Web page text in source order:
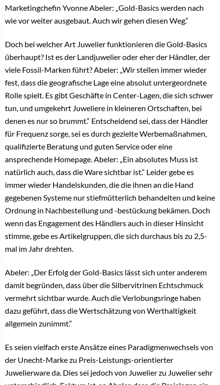
Marketingchefin Yvonne Abeler: „Gold-Basics werden nach
wie vor weiter ausgebaut. Auch wir gehen diesen Weg.“
Doch bei welcher Art Juwelier funktionieren die Gold-Basics
überhaupt? Ist es der Landjuwelier oder eher der Händler, der
viele Fossil-Marken führt? Abeler: „Wir stellen immer wieder
fest, dass die geografische Lage eine absolut untergeordnete
Rolle spielt. Es gibt Geschäfte in Center-Lagen, die sich schwer
tun, und umgekehrt Juweliere in kleineren Ortschaften, bei
denen es nur so brummt.“ Entscheidend sei, dass der Händler
für Frequenz sorge, sei es durch gezielte Werbemaßnahmen,
qualifizierte Beratung und guten Service oder eine
ansprechende Homepage. Abeler: „Ein absolutes Muss ist
natürlich auch, dass die Ware sichtbar ist.“ Leider gebe es
immer wieder Handelskunden, die die ihnen an die Hand
gegebenen Systeme nur stiefmütterlich behandelten und keine
Ordnung in Nachbestellung und -bestückung bekämen. Doch
wenn das Engagement des Händlers auch in dieser Hinsicht
stimme, gebe es Artikelgruppen, die sich durchaus bis zu 2,5-
mal im Jahr drehten.
Abeler: „Der Erfolg der Gold-Basics lässt sich unter anderem
damit begründen, dass über die Silbervitrinen Echtschmuck
vermehrt sichtbar wurde. Auch die Verlobungsringe haben
dazu geführt, dass die Wertschätzung von Werthaltigkeit
allgemein zunimmt.“
Es seien vielfach erste Ansätze eines Paradigmenwechsels von
der Unecht-Marke zu Preis-Leistungs-orientierter
Juwelierware da. Dies sei jedoch von Juwelier zu Juwelier sehr